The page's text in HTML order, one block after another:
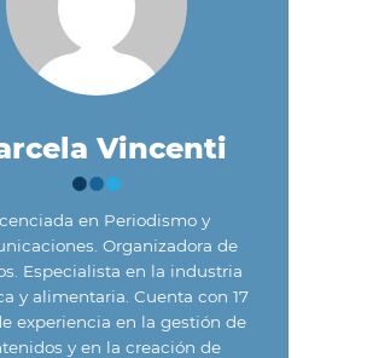
Vincenti
en Periodismo y
Organizadora de
Especialista en la industria
y alimentaria. Cuenta con 17
experiencia en la gestión de
y en la creación de